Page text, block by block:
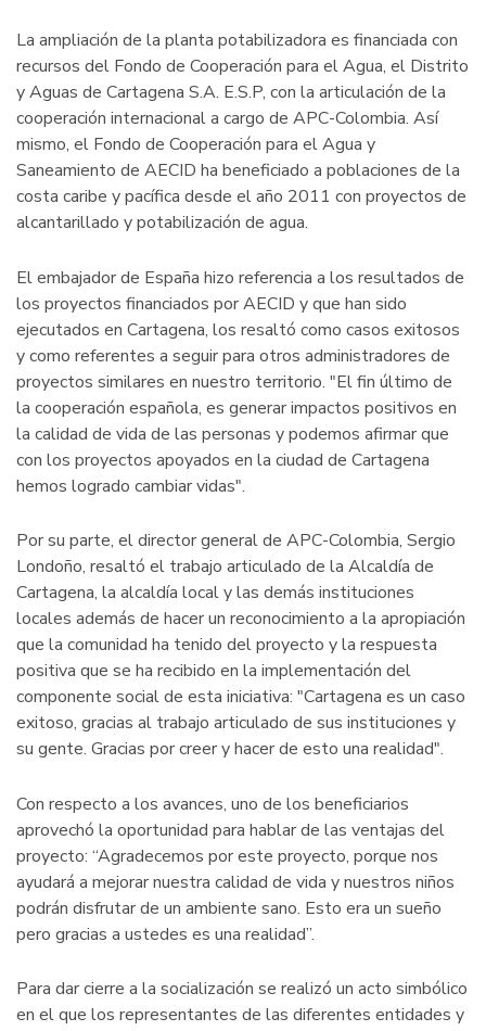
La ampliación de la planta potabilizadora es financiada con
recursos del Fondo de Cooperación para el Agua, el Distrito
y Aguas de Cartagena S.A. E.S.P, con la articulación de la
cooperación internacional a cargo de APC-Colombia. Así
mismo, el Fondo de Cooperación para el Agua y
Saneamiento de AECID ha beneficiado a poblaciones de la
costa caribe y pacífica desde el año 2011 con proyectos de
alcantarillado y potabilización de agua.
El embajador de España hizo referencia a los resultados de
los proyectos financiados por AECID y que han sido
ejecutados en Cartagena, los resaltó como casos exitosos
y como referentes a seguir para otros administradores de
proyectos similares en nuestro territorio. "El fin último de
la cooperación española, es generar impactos positivos en
la calidad de vida de las personas y podemos afirmar que
con los proyectos apoyados en la ciudad de Cartagena
hemos logrado cambiar vidas".
Por su parte, el director general de APC-Colombia, Sergio
Londoño, resaltó el trabajo articulado de la Alcaldía de
Cartagena, la alcaldía local y las demás instituciones
locales además de hacer un reconocimiento a la apropiación
que la comunidad ha tenido del proyecto y la respuesta
positiva que se ha recibido en la implementación del
componente social de esta iniciativa: "Cartagena es un caso
exitoso, gracias al trabajo articulado de sus instituciones y
su gente. Gracias por creer y hacer de esto una realidad".
Con respecto a los avances, uno de los beneficiarios
aprovechó la oportunidad para hablar de las ventajas del
proyecto: “Agradecemos por este proyecto, porque nos
ayudará a mejorar nuestra calidad de vida y nuestros niños
podrán disfrutar de un ambiente sano. Esto era un sueño
pero gracias a ustedes es una realidad”.
Para dar cierre a la socialización se realizó un acto simbólico
en el que los representantes de las diferentes entidades y